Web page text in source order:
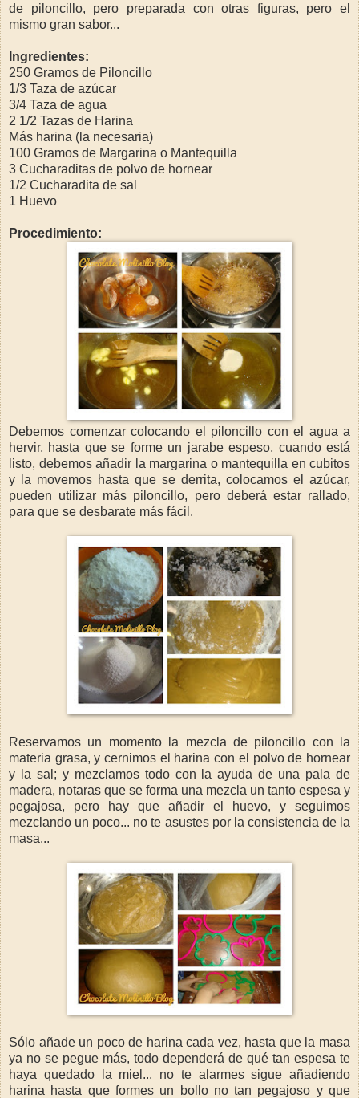
de piloncillo, pero preparada con otras figuras, pero el
mismo gran sabor...
Ingredientes:
250 Gramos de Piloncillo
1/3 Taza de azúcar
3/4 Taza de agua
2 1/2 Tazas de Harina
Más harina (la necesaria)
100 Gramos de Margarina o Mantequilla
3 Cucharaditas de polvo de hornear
1/2 Cucharadita de sal
1 Huevo
Procedimiento:
Debemos comenzar colocando el piloncillo con el agua a
hervir, hasta que se forme un jarabe espeso, cuando está
listo, debemos añadir la margarina o mantequilla en cubitos
y la movemos hasta que se derrita, colocamos el azúcar,
pueden utilizar más piloncillo, pero deberá estar rallado,
para que se desbarate más fácil.
Reservamos un momento la mezcla de piloncillo con la
materia grasa, y cernimos el harina con el polvo de hornear
y la sal; y mezclamos todo con la ayuda de una pala de
madera, notaras que se forma una mezcla un tanto espesa y
pegajosa, pero hay que añadir el huevo, y seguimos
mezclando un poco... no te asustes por la consistencia de la
masa...
Sólo añade un poco de harina cada vez, hasta que la masa
ya no se pegue más, todo dependerá de qué tan espesa te
haya quedado la miel... no te alarmes sigue añadiendo
harina hasta que formes un bollo no tan pegajoso y que